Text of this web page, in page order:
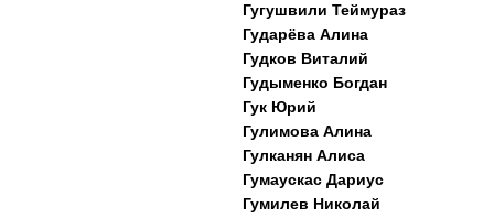
Гугушвили Теймураз
Гударёва Алина
Гудков Виталий
Гудыменко Богдан
Гук Юрий
Гулимова Алина
Гулканян Алиса
Гумаускас Дариус
Гумилев Николай